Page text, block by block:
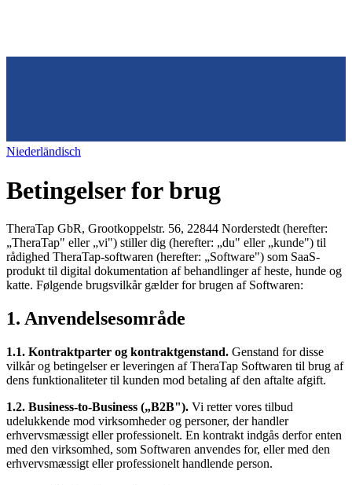
Niederländisch
Betingelser for brug
TheraTap GbR, Grootkoppelstr. 56, 22844 Norderstedt (herefter:
„TheraTap" eller „vi") stiller dig (herefter: „du" eller „kunde") til
rådighed TheraTap-softwaren (herefter: „Software") som SaaS-
produkt til digital dokumentation af behandlinger af heste, hunde og
katte. Følgende brugsvilkår gælder for brugen af Softwaren:
1. Anvendelsesområde
1.1. Kontraktparter og kontraktgenstand. Genstand for disse
vilkår og betingelser er leveringen af TheraTap Softwaren til brug af
dens funktionaliteter til kunden mod betaling af den aftalte afgift.
1.2. Business-to-Business („B2B"). Vi retter vores tilbud
udelukkende mod virksomheder og personer, der handler
erhvervsmæssigt eller professionelt. En kontrakt indgås derfor enten
med den virksomhed, som Softwaren anvendes for, eller med den
erhvervsmæssigt eller professionelt handlende person.